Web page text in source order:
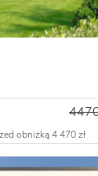
obniżką 4 470 zł